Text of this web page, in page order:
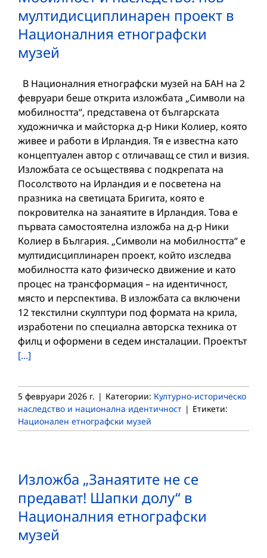
мултидисциплинарен проект в
Националния етнографски
музей
В Националния етнографски музей на БАН на 2
февруари беше открита изложбата „Символи на
мобилността“, представена от българската
художничка и майсторка д-р Ники Колиер, която
живее и работи в Ирландия. Тя е известна като
концептуален автор с отличаващ се стил и визия.
Изложбата се осъществява с подкрепата на
Посолството на Ирландия и е посветена на
празника на светицата Бригита, която е
покровителка на занаятите в Ирландия. Това е
първата самостоятелна изложба на д-р Ники
Колиер в България. „Символи на мобилността“ е
мултидисциплинарен проект, който изследва
мобилността като физическо движение и като
процес на трансформация – на идентичност,
място и перспектива. В изложбата са включени
12 текстилни скулптури под формата на крила,
изработени по специална авторска техника от
филц и оформени в седем инсталации. Проектът
[...]
5 февруари 2026 г. | Категории: Културно-историческо
наследство и национална идентичност | Етикети:
Национален етнографски музей
Изложба „Занаятите не се
предават! Шапки долу“ в
Националния етнографски
музей